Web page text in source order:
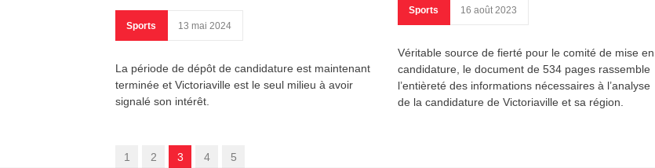
Sports 13 mai 2024
La période de dépôt de candidature est maintenant
terminée et Victoriaville est le seul milieu à avoir
signalé son intérêt.
Sports 16 août 2023
Véritable source de fierté pour le comité de mise en
candidature, le document de 534 pages rassemble
l’entièreté des informations nécessaires à l’analyse
de la candidature de Victoriaville et sa région.
1 2 3 4 5